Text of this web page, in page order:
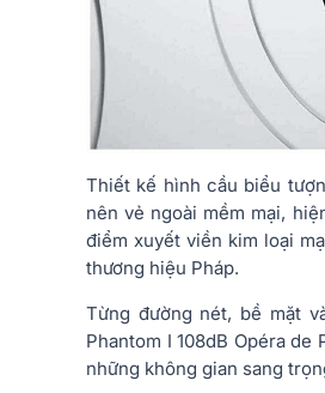
Thiết kế hình cầu biểu
nên vẻ ngoài mềm mại,
điểm xuyết viền kim loại
thương hiệu Pháp.
Từng đường nét, bề mặt
Phantom I 108dB Opéra
những không gian sang